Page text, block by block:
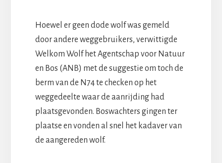
Hoewel er geen dode wolf was gemeld
door andere weggebruikers, verwittigde
Welkom Wolf het Agentschap voor Natuur
en Bos (ANB) met de suggestie om toch de
berm van de N74 te checken op het
weggedeelte waar de aanrijding had
plaatsgevonden. Boswachters gingen ter
plaatse en vonden al snel het kadaver van
de aangereden wolf.